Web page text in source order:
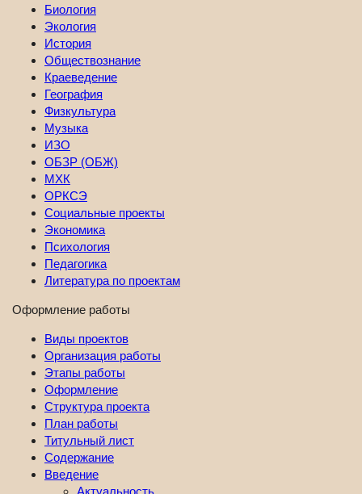
Биология
Экология
История
Обществознание
Краеведение
География
Физкультура
Музыка
ИЗО
ОБЗР (ОБЖ)
МХК
ОРКСЭ
Социальные проекты
Экономика
Психология
Педагогика
Литература по проектам
Оформление работы
Виды проектов
Организация работы
Этапы работы
Оформление
Структура проекта
План работы
Титульный лист
Содержание
Введение
Актуальность